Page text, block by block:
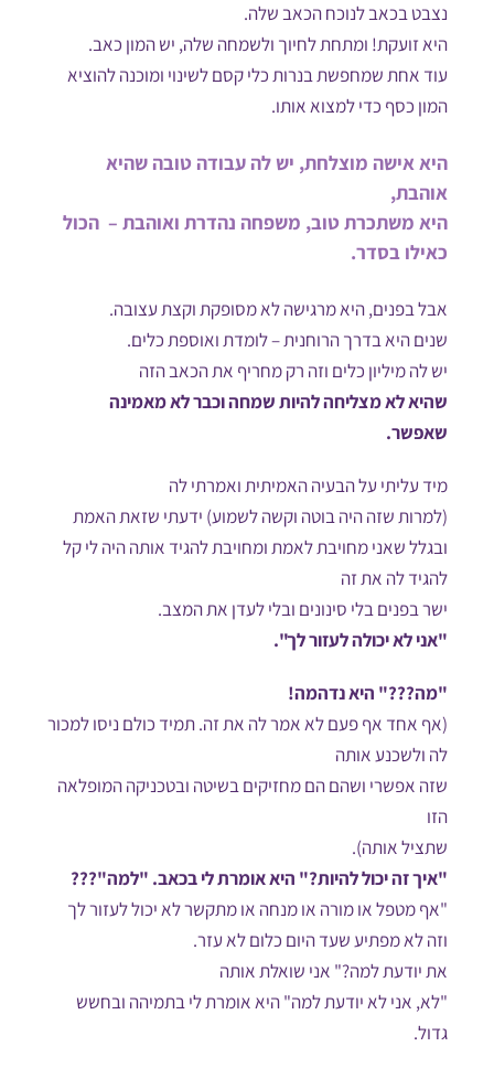
נצבט בכאב לנוכח הכאב שלה.
היא זועקת! ומתחת לחיוך ולשמחה שלה, יש המון כאב.
עוד אחת שמחפשת בנרות כלי קסם לשינוי ומוכנה להוציא
המון כסף כדי למצוא אותו.
היא אישה מוצלחת, יש לה עבודה טובה שהיא
אוהבת,
היא משתכרת טוב, משפחה נהדרת ואוהבת – הכול
כאילו בסדר.
אבל בפנים, היא מרגישה לא מסופקת וקצת עצובה.
שנים היא בדרך הרוחנית – לומדת ואוספת כלים.
יש לה מיליון כלים וזה רק מחריף את הכאב הזה
שהיא לא מצליחה להיות שמחה וכבר לא מאמינה
שאפשר.
מיד עליתי על הבעיה האמיתית ואמרתי לה
(למרות שזה היה בוטה וקשה לשמוע) ידעתי שזאת האמת
ובגלל שאני מחויבת לאמת ומחויבת להגיד אותה היה לי קל
להגיד לה את זה
ישר בפנים בלי סינונים ובלי לעדן את המצב.
"אני לא יכולה לעזור לך".
"מה???" היא נדהמה!
(אף אחד אף פעם לא אמר לה את זה. תמיד כולם ניסו למכור
לה ולשכנע אותה
שזה אפשרי ושהם הם מחזיקים בשיטה ובטכניקה המופלאה
הזו
שתציל אותה).
"איך זה יכול להיות?" היא אומרת לי בכאב. "למה"???
"אף מטפל או מורה או מנחה או מתקשר לא יכול לעזור לך
וזה לא מפתיע שעד היום כלום לא עזר.
את יודעת למה?" אני שואלת אותה
"לא, אני לא יודעת למה" היא אומרת לי בתמיהה ובחשש
גדול.